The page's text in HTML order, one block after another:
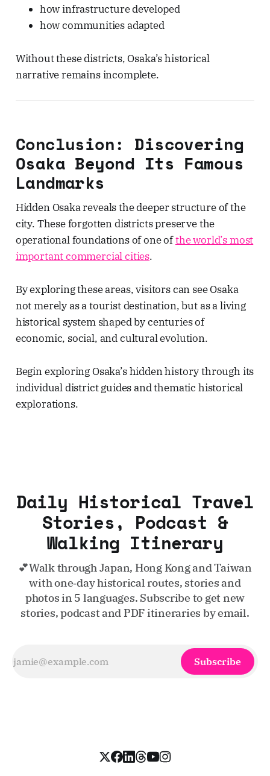
how infrastructure developed
how communities adapted
Without these districts, Osaka’s historical
narrative remains incomplete.
Conclusion: Discovering
Osaka Beyond Its Famous
Landmarks
Hidden Osaka reveals the deeper structure of the
city. These forgotten districts preserve the
operational foundations of one ofthe world’s most
important commercial cities.
By exploring these areas, visitors can see Osaka
not merely as a tourist destination, but as a living
historical system shaped by centuries of
economic, social, and cultural evolution.
Begin exploring Osaka’s hidden history through its
individual district guides and thematic historical
explorations.
Daily Historical Travel
Stories, Podcast &
Walking Itinerary
💕Walk through Japan, Hong Kong and Taiwan
with one‑day historical routes, stories and
photos in 5 languages. Subscribe to get new
stories, podcast and PDF itineraries by email.
Subscribe